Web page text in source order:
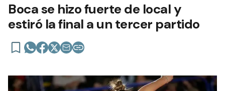
Boca se hizo fuerte de local y
estiró la final a un tercer partido